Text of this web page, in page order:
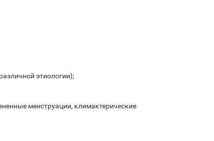
этиологии);
менструации, климактерические